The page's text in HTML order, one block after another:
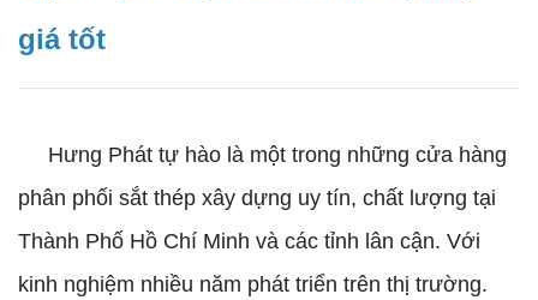
giá tốt
Hưng Phát tự hào là một trong những cửa hàng
phân phối sắt thép xây dựng uy tín, chất lượng tại
Thành Phố Hồ Chí Minh và các tỉnh lân cận. Với
kinh nghiệm nhiều năm phát triển trên thị trường.